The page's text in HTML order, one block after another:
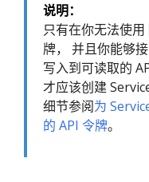
说明：
只有在你无法使用
牌， 并且你能够
写入到可读取的
才应该创建
细节参阅为
的 API 令牌。